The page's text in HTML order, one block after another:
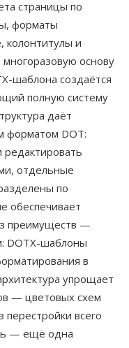
страницы по
форматы
колонтитулы и
основу
шаблона создаётся
полную систему
даёт
форматом DOT:
отдельные
по
обеспечивает
преимуществ —
DOTX-шаблоны
в
упрощает
— цветовых схем
всего
— ещё одна